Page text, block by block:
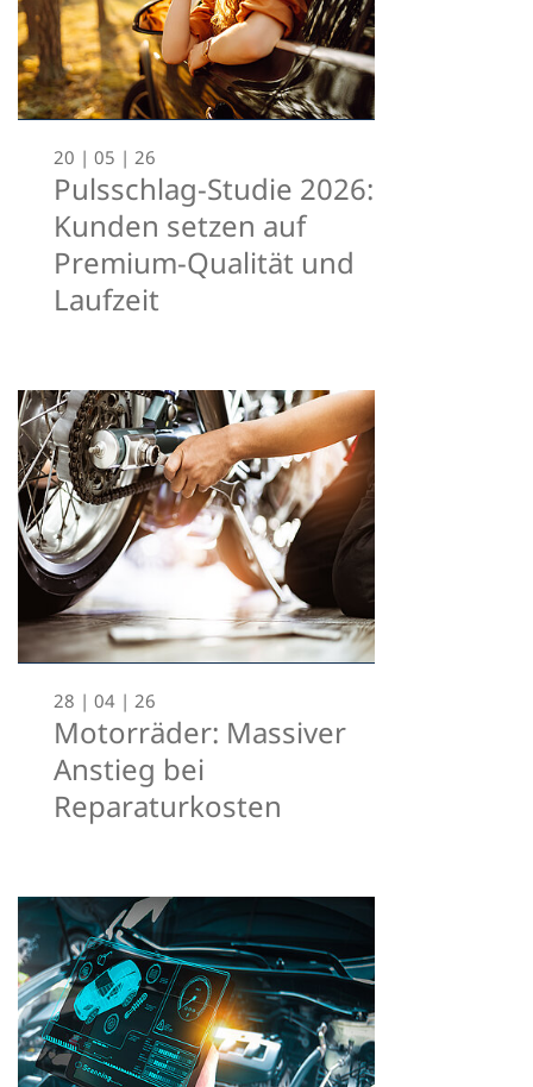
20 | 05 | 26
Pulsschlag-Studie 2026:
Kunden setzen auf
Premium-Qualität und
Laufzeit
28 | 04 | 26
Motorräder: Massiver
Anstieg bei
Reparaturkosten